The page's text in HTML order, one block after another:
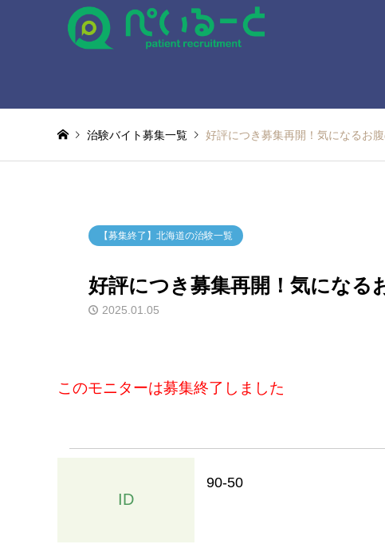
治験バイト募集一覧 好評につき募集再開！気になるお
【募集終了】北海道の治験一覧
好評につき募集再開！気になる
2025.01.05
このモニターは募集終了しました
ID
90-50